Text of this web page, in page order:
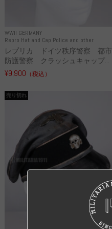
WWII GERMANY
Repro Hat and Cap Police and other
レプリカ ドイツ秩序警察 都市
防護警察 クラッシュキャップ...
¥9,900 （税込）
売り切れ